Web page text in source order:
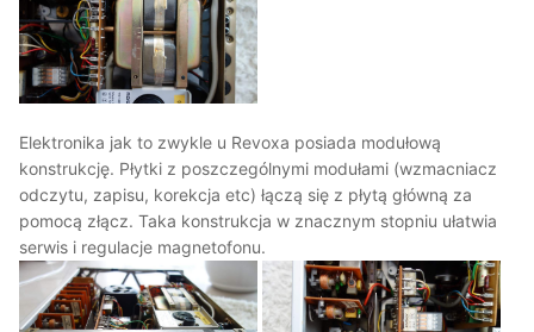
Elektronika jak to zwykle u Revoxa posiada modułową
konstrukcję. Płytki z poszczególnymi modułami (wzmacniacz
odczytu, zapisu, korekcja etc) łączą się z płytą główną za
pomocą złącz. Taka konstrukcja w znacznym stopniu ułatwia
serwis i regulacje magnetofonu.